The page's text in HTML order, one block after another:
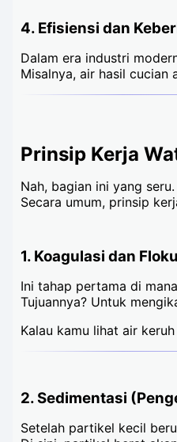
4. Efisiensi dan
Dalam era industri
Misalnya, air hasil cucian
Prinsip Kerja
Nah, bagian ini yang
Secara umum, prinsip
1. Koagulasi dan
Ini tahap pertama di
Tujuannya? Untuk
Kalau kamu lihat air
2.Sedimentasi
Setelah partikel kecil